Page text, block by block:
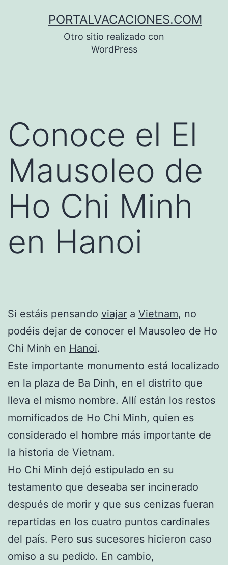
PORTALVACACIONES.COM
Otro sitio realizado con
WordPress
Conoce el El
Mausoleo de
Ho Chi Minh
en Hanoi
Si estáis pensando viajar a Vietnam, no
podéis dejar de conocer el Mausoleo de Ho
Chi Minh en Hanoi.
Este importante monumento está localizado
en la plaza de Ba Dinh, en el distrito que
lleva el mismo nombre. Allí están los restos
momificados de Ho Chi Minh, quien es
considerado el hombre más importante de
la historia de Vietnam.
Ho Chi Minh dejó estipulado en su
testamento que deseaba ser incinerado
después de morir y que sus cenizas fueran
repartidas en los cuatro puntos cardinales
del país. Pero sus sucesores hicieron caso
omiso a su pedido. En cambio,